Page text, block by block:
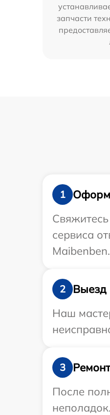
запчасти
1
сервиса
Maibenben.
2
Выезд
Наш
3
После
неполадок.